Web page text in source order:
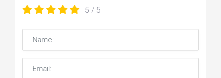
5 / 5